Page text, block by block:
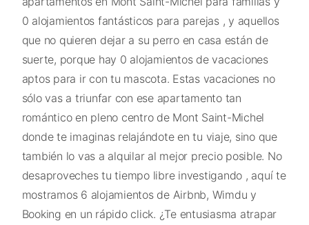
0 alojamientos fantásticos para parejas , y aquellos
que no quieren dejar a su perro en casa están de
suerte, porque hay 0 alojamientos de vacaciones
aptos para ir con tu mascota. Estas vacaciones no
sólo vas a triunfar con ese apartamento tan
romántico en pleno centro de Mont Saint-Michel
donde te imaginas relajándote en tu viaje, sino que
también lo vas a alquilar al mejor precio posible. No
desaproveches tu tiempo libre investigando , aquí te
mostramos 6 alojamientos de Airbnb, Wimdu y
Booking en un rápido click. ¿Te entusiasma atrapar